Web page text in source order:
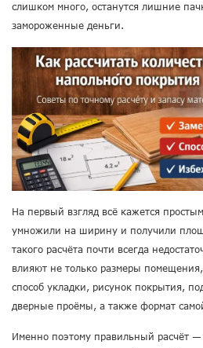
слишком много, останутся лишние
замороженные деньги.
На первый взгляд всё кажется
умножили на ширину и получили
такого расчёта почти всегда
влияют не только размеры
способ укладки, рисунок покрытия,
дверные проёмы, а также формат
Именно поэтому правильный расчёт